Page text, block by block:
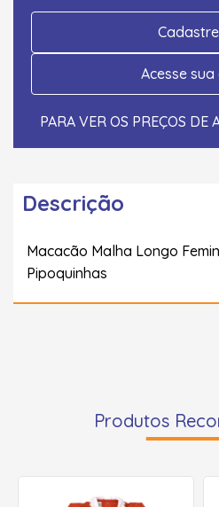
Acesse
PARA VER OS PREÇOS DE
Descrição
Macacão Malha Longo
Pipoquinhas
Produtos